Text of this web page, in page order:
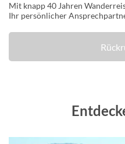
Mit knapp 40 Jahren
Ihr persönlicher